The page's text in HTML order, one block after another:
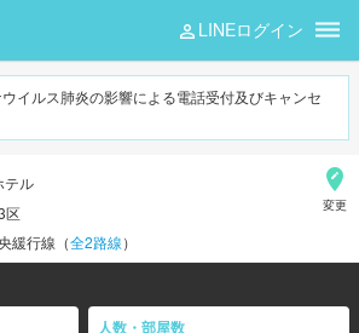
LINEログイン
ウイルス肺炎の影響による電話受付及びキャンセ
テル
区 変更
緩行線 （全2路線）
人数・部屋数